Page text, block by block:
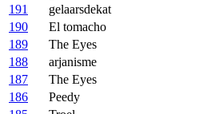
191
gelaarsdekat
190
El tomacho
189
The Eyes
188
arjanisme
187
The Eyes
186
Peedy